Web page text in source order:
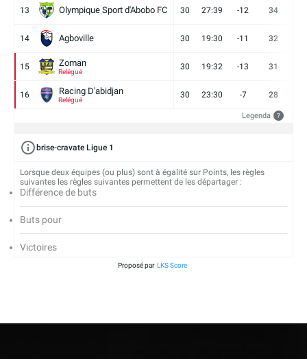
13 Olympique Sport d'Abobo FC 30 27:39 -12 34
14 Agboville 30 19:30 -11 32
15 Zoman
Relégué
30 19:32 -13 31
16 Racing D'abidjan
Relégué
30 23:30 -7 28
Legenda ?
brise-cravate Ligue 1
Lorsque deux équipes (ou plus) sont à égalité sur Points, les règles
suivantes les règles suivantes permettent de les départager :
Différence de buts
Buts pour
Victoires
Proposé par LKS Score